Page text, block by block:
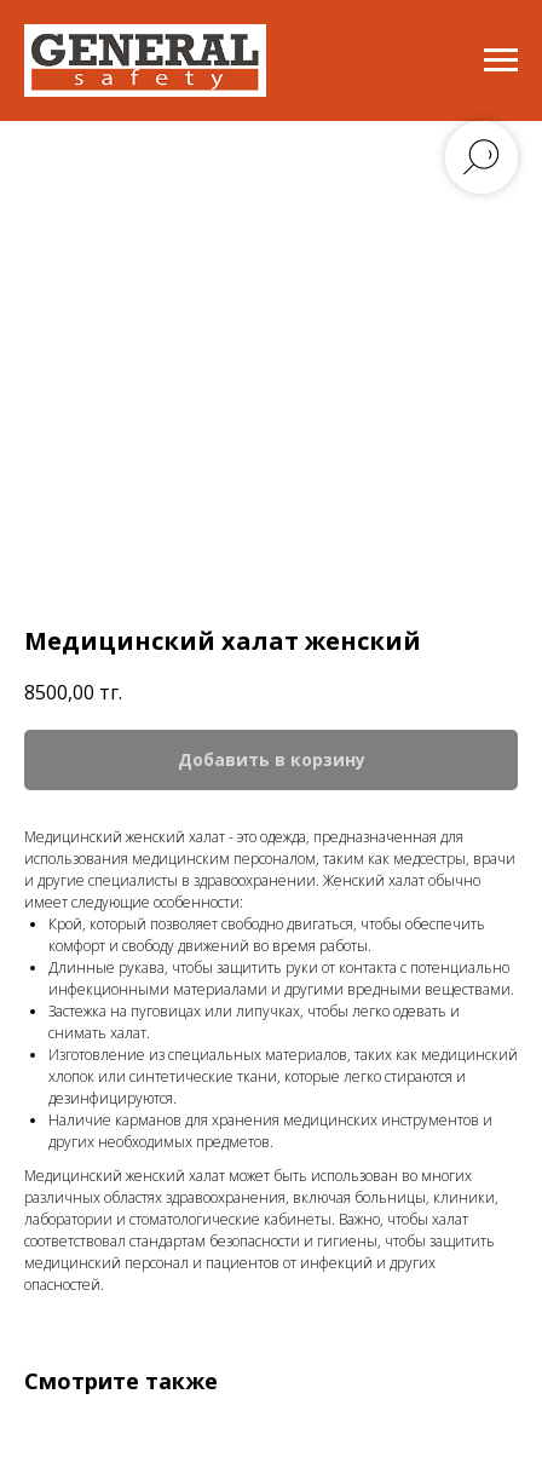
Медицинский халат женский
8500,00 тг.
Добавить в корзину
Медицинский женский халат - это одежда, предназначенная для
использования медицинским персоналом, таким как медсестры, врачи
и другие специалисты в здравоохранении. Женский халат обычно
имеет следующие особенности:
Крой, который позволяет свободно двигаться, чтобы обеспечить
комфорт и свободу движений во время работы.
Длинные рукава, чтобы защитить руки от контакта с потенциально
инфекционными материалами и другими вредными веществами.
Застежка на пуговицах или липучках, чтобы легко одевать и
снимать халат.
Изготовление из специальных материалов, таких как медицинский
хлопок или синтетические ткани, которые легко стираются и
дезинфицируются.
Наличие карманов для хранения медицинских инструментов и
других необходимых предметов.
Медицинский женский халат может быть использован во многих
различных областях здравоохранения, включая больницы, клиники,
лаборатории и стоматологические кабинеты. Важно, чтобы халат
соответствовал стандартам безопасности и гигиены, чтобы защитить
медицинский персонал и пациентов от инфекций и других
опасностей.
Смотрите также